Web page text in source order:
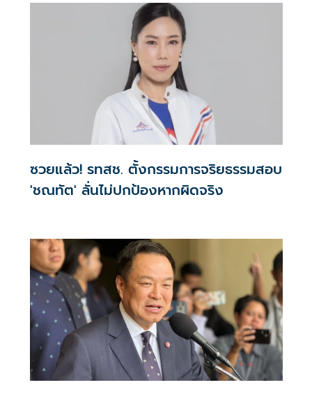
ซวยแล้ว! รทสช. ตั้งกรรมการจริยธรรมสอบ
'ชณทัต' ลั่นไม่ปกป้องหากผิดจริง